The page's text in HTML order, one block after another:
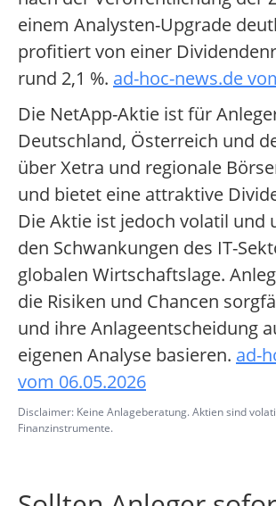
einem Analysten-Upgrade
profitiert von einer
rund 2,1 %. ad-hoc-news.de
Die NetApp-Aktie ist für
Deutschland, Österreich und
über Xetra und regionale
und bietet eine attraktive
Die Aktie ist jedoch volatil und
den Schwankungen des IT-
globalen Wirtschaftslage.
die Risiken und Chancen
und ihre Anlageentscheidung
eigenen Analyse basieren. ad-
vom 06.05.2026
Disclaimer: Keine Anlageberatung. Aktien sind
Finanzinstrumente.